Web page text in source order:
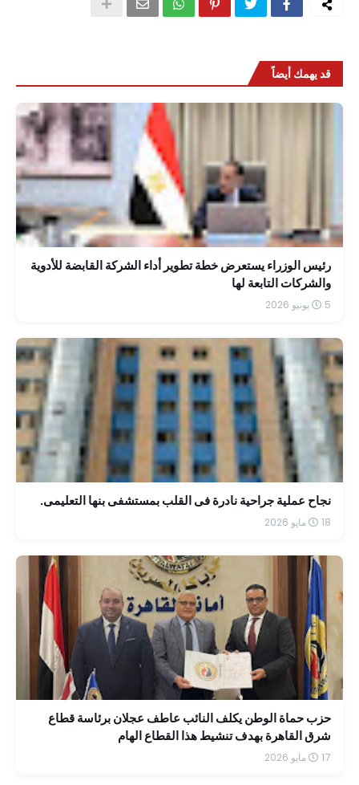
قد يهمك أيضاً
رئيس الوزراء يستعرض خطة تطوير أداء الشركة القابضة للأدوية
والشركات التابعة لها
5 يونيو 2026
نجاح عملية جراحية نادرة فى القلب بمستشفى بنها التعليمى.
18 مايو 2026
حزب حماة الوطن يكلف النائب عاطف عجلان برئاسة قطاع
شرق القاهرة بهدف تنشيط هذا القطاع الهام
17 مايو 2026